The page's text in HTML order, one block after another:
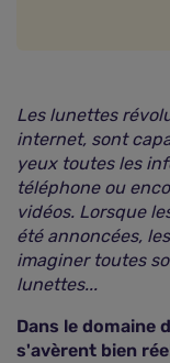
Une
Une gestion
Les lunettes
internet, sont
yeux toutes les
téléphone ou
vidéos. Lorsque
été annoncées,
imaginer toutes
lunettes...
Dans le domaine
s'avèrent bien